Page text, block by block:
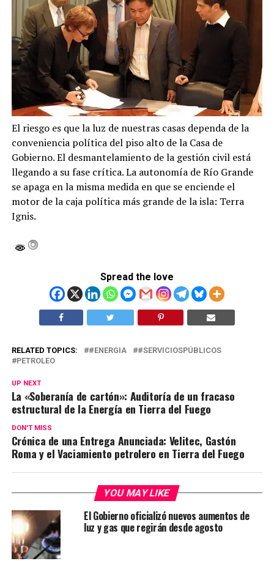
El riesgo es que la luz de nuestras casas dependa de la
conveniencia política del piso alto de la Casa de
Gobierno. El desmantelamiento de la gestión civil está
llegando a su fase crítica. La autonomía de Río Grande
se apaga en la misma medida en que se enciende el
motor de la caja política más grande de la isla: Terra
Ignis.
Spread the love
RELATED TOPICS: #ENERGIA
#SERVICIOSPÚBLICOS
PETROLEO
UP NEXT
La «Soberanía de cartón»: Auditoría de un fracaso
estructural de la Energía en Tierra del Fuego
DON'T MISS
Crónica de una Entrega Anunciada: Velitec, Gastón
Roma y el Vaciamiento petrolero en Tierra del Fuego
YOU MAY LIKE
El Gobierno oficializó nuevos aumentos de
luz y gas que regirán desde agosto